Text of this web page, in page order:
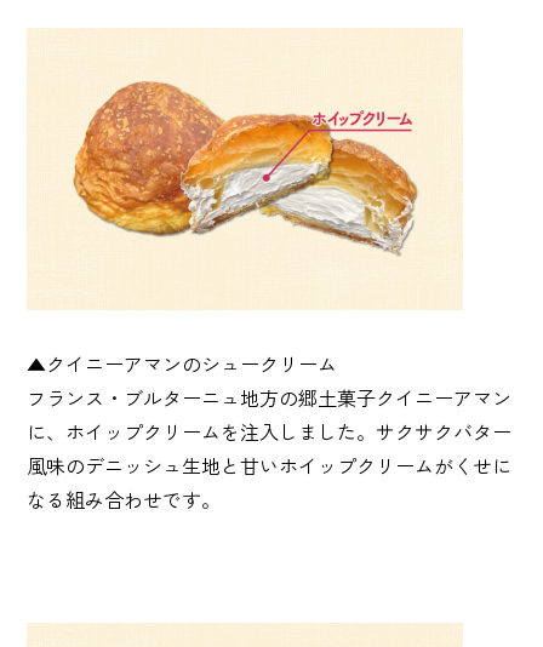
▲クイニーアマンのシュークリーム
フランス・ブルターニュ地方の郷土菓子クイニーアマン
に、ホイップクリームを注入しました。サクサクバター
風味のデニッシュ生地と甘いホイップクリームがくせに
なる組み合わせです。